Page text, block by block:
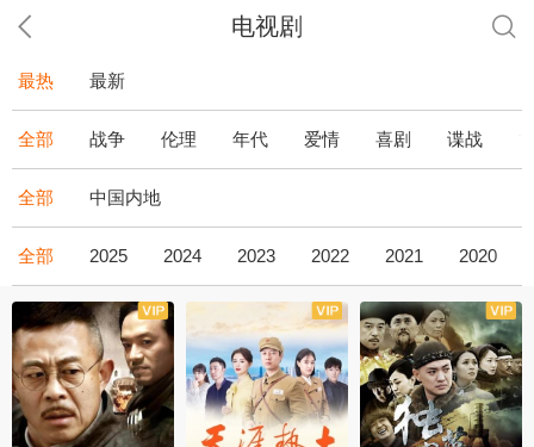
电视剧
最热 最新
全部 战争 伦理 年代 爱情 喜剧 谍战
全部 中国内地
全部 2025 2024 2023 2022 2021 2020
全43集 全36集 全34集